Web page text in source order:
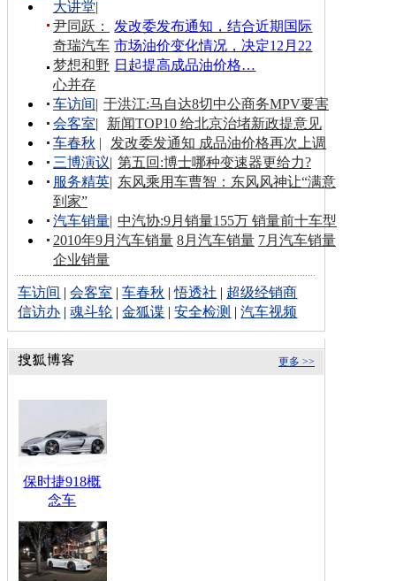
发改委发布通知，结合近期国际
市场油价变化情况，决定12月22
日起提高成品油价格…
大讲堂|
尹同跃：
奇瑞汽车
梦想和野
心并存
车访间| 于洪江:马自达8切中公商务MPV要害
会客室|
新闻TOP10 给北京治堵新政提意见
车春秋 |
发改委发通知 成品油价格再次上调
三博演议| 第五回:博士哪种变速器更给力?
服务精英| 东风乘用车曹智：东风风神让“满意
到家”
汽车销量| 中汽协:9月销量155万 销量前十车型
2010年9月汽车销量 8月汽车销量 7月汽车销量
企业销量
车访间 |会客室 |车春秋 |悟透社 | 超级经销商
信访办 |魂斗轮 |金狐谍 |安全检测 |汽车视频
更多 >>
保时捷918概
念车